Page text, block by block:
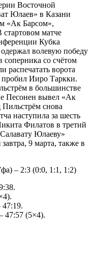
Восточной
Юлаев» в Казани
«Ак Барсом»,
стартовом матче
Кубка
волевую победу
со счётом
распечатать ворота
пробил Ииро Таркки.
в большинстве
Песонен вывел «Ак
Пильстрём снова
наступила за шесть
Филатов в третий
Юлаеву»
9 марта, также в
– 2:3 (0:0, 1:1, 1:2)
47:57 (5×4).